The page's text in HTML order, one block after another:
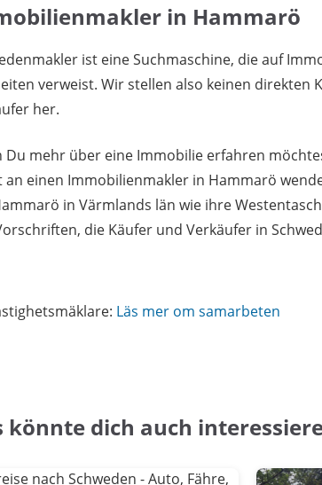
in Hammarö
ist eine Suchmaschine, die auf
verweist. Wir stellen also keinen direkten
her.
Du mehr über eine Immobilie erfahren
an einen Immobilienmakler in Hammarö
in Värmlands län wie ihre
die Käufer und Verkäufer in
Läs mer om samarbeten
könnte dich auch